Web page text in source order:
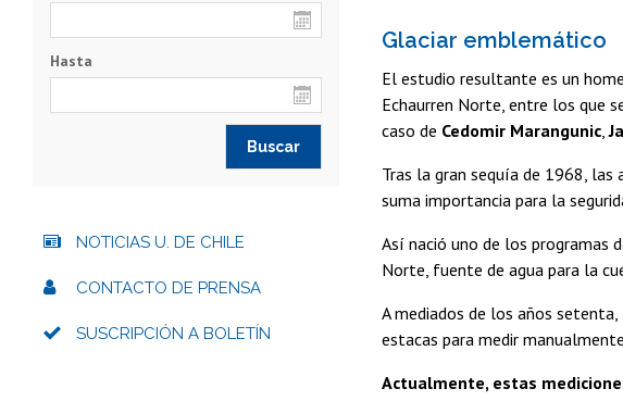
Glaciar emblemático
El estudio resultante es un
Echaurren Norte, entre los que
caso de Cedomir Marangunic,
Tras la gran sequía de 1968, las
suma importancia para la
Así nació uno de los programas
Norte, fuente de agua para la
A mediados de los años
estacas para medir
Actualmente, estas
Hasta
NOTICIAS U. DE CHILE
CONTACTO DE PRENSA
SUSCRIPCIÓN A BOLETÍN